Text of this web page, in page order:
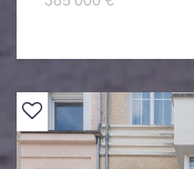
avec Mezzanine,